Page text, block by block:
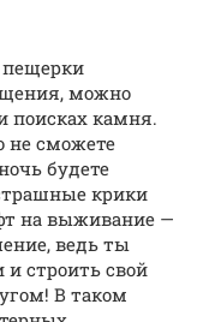
можно
поисках камня.
не сможете
будете
крики
на выживание —
ведь ты
строить свой
В таком